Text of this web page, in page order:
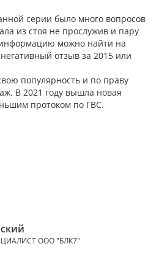
серии было много вопросов
из стоя не прослужив и пару
можно найти на
отзыв за 2015 или
популярность и по праву
В 2021 году вышла новая
протоком по ГВС.
ООО "БЛК7"